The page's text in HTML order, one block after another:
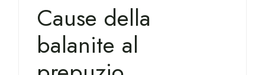
Cause della
balanite al